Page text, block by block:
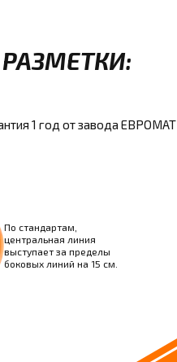
1 год от завода ЕВРОМАТ
По стандартам,
центральная линия
выступает за пределы
боковых линий на 15 см.